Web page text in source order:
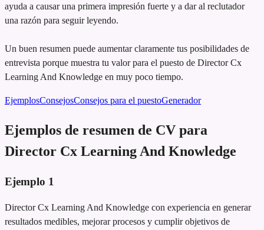
ayuda a causar una primera impresión fuerte y a dar al reclutador
una razón para seguir leyendo.
Un buen resumen puede aumentar claramente tus posibilidades de
entrevista porque muestra tu valor para el puesto de Director Cx
Learning And Knowledge en muy poco tiempo.
EjemplosConsejosConsejos para el puestoGenerador
Ejemplos de resumen de CV para
Director Cx Learning And Knowledge
Ejemplo 1
Director Cx Learning And Knowledge con experiencia en generar
resultados medibles, mejorar procesos y cumplir objetivos de